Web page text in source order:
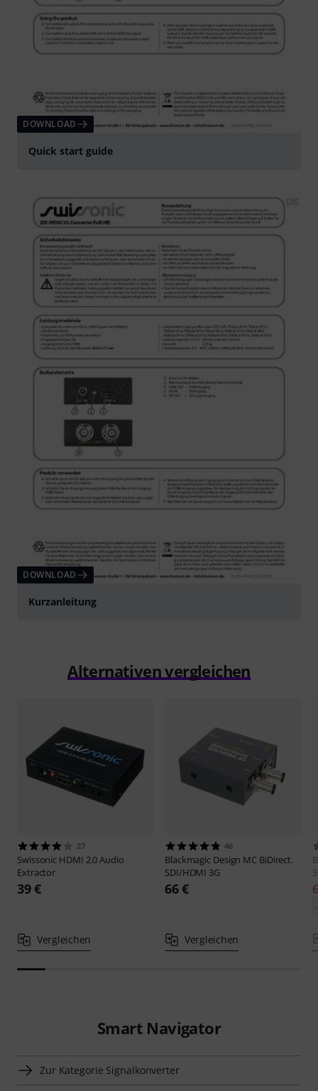
DOWNLOAD
Quick start guide
DOWNLOAD
Kurzanleitung
Alternativen vergleichen
27
Swissonic HDMI 2.0 Audio
Extractor
39 €
Vergleichen
46
Blackmagic Design MC BiDirect.
SDI/HDMI 3G
66 €
Vergleichen
Smart Navigator
Zur Kategorie Signalkonverter